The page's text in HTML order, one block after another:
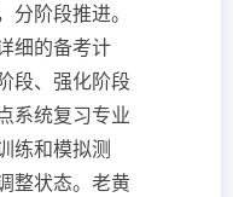
分阶段推进。
细的备考计
段、强化阶段
系统复习专业
练和模拟测
整状态。老黄